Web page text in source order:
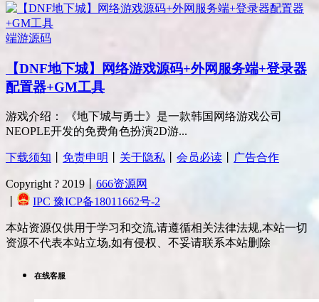
端游源码
【DNF地下城】网络游戏源码+外网服务端+登录器
配置器+GM工具
游戏介绍： 《地下城与勇士》是一款韩国网络游戏公司
NEOPLE开发的免费角色扮演2D游...
下载须知 免责申明 关于隐私 会员必读 广告合作
Copyright ? 2019丨 666资源网
IPC 豫ICP备18011662号-2
本站资源仅供用于学习和交流,请遵循相关法律法规,本站一切
资源不代表本站立场,如有侵权、不妥请联系本站删除
在线客服